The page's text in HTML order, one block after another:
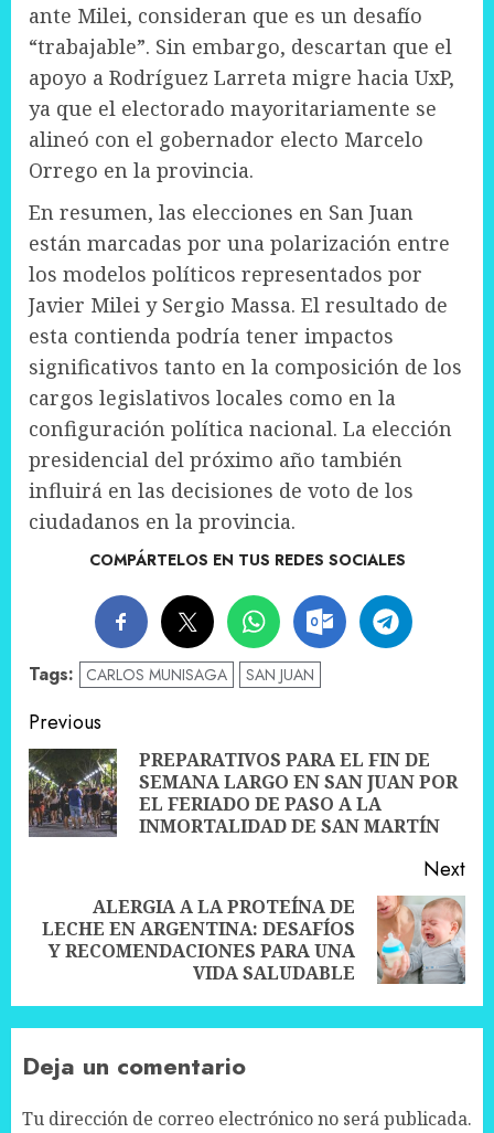
ante Milei, consideran que es un desafío
“trabajable”. Sin embargo, descartan que el
apoyo a Rodríguez Larreta migre hacia UxP,
ya que el electorado mayoritariamente se
alineó con el gobernador electo Marcelo
Orrego en la provincia.
En resumen, las elecciones en San Juan
están marcadas por una polarización entre
los modelos políticos representados por
Javier Milei y Sergio Massa. El resultado de
esta contienda podría tener impactos
significativos tanto en la composición de los
cargos legislativos locales como en la
configuración política nacional. La elección
presidencial del próximo año también
influirá en las decisiones de voto de los
ciudadanos en la provincia.
COMPÁRTELOS EN TUS REDES SOCIALES
Tags: CARLOS MUNISAGA SAN JUAN
Post
navigation
Previous
PREPARATIVOS PARA EL FIN DE
SEMANA LARGO EN SAN JUAN POR
EL FERIADO DE PASO A LA
INMORTALIDAD DE SAN MARTÍN
Next
Next
post:
ALERGIA A LA PROTEÍNA DE
LECHE EN ARGENTINA: DESAFÍOS
Y RECOMENDACIONES PARA UNA
VIDA SALUDABLE
Deja un comentario
Tu dirección de correo electrónico no será publicada.